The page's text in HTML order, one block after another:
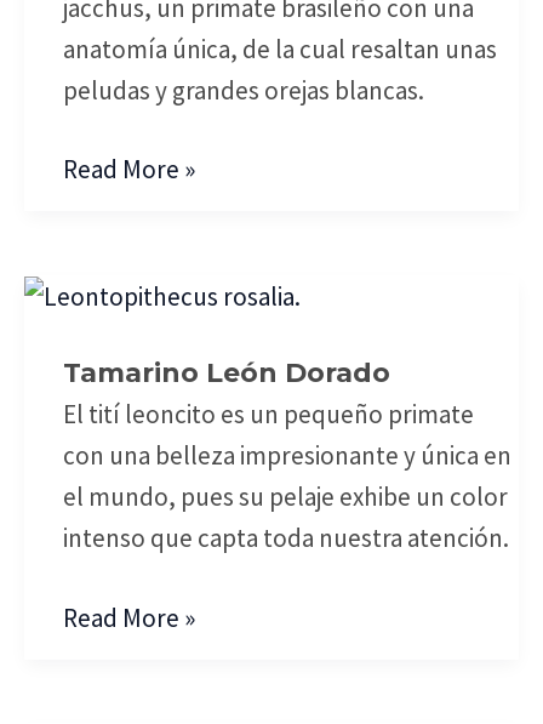
jacchus, un primate brasileño con una
anatomía única, de la cual resaltan unas
peludas y grandes orejas blancas.
Read More »
Tamarino León Dorado
El tití leoncito es un pequeño primate
con una belleza impresionante y única en
el mundo, pues su pelaje exhibe un color
intenso que capta toda nuestra atención.
Tamarino
Dorado
Read More »